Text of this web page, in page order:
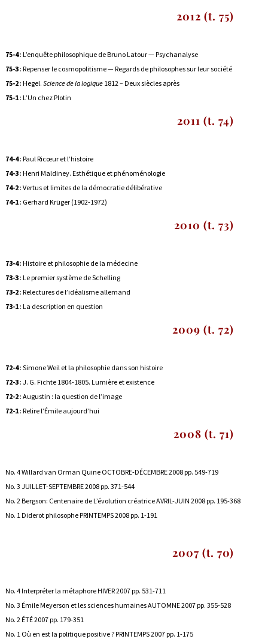
2012 (t. 75)
75-4: L’enquête philosophique de Bruno Latour — Psychanalyse
75-3: Repenser le cosmopolitisme — Regards de philosophes sur leur société
75-2: Hegel. Science de la logique 1812– Deux siècles après
75-1: L’Un chez Plotin
2011 (t. 74)
74-4: Paul Ricœur et l’histoire
74-3: Henri Maldiney. Esthétique et phénoménologie
74-2: Vertus et limites de la démocratie délibérative
74-1: Gerhard Krüger (1902-1972)
2010 (t. 73)
73-4: Histoire et philosophie de la médecine
73-3: Le premier système de Schelling
73-2: Relectures de l’idéalisme allemand
73-1: La description en question
2009 (t. 72)
72-4: Simone Weil et la philosophie dans son histoire
72-3: J. G. Fichte 1804-1805. Lumière et existence
72-2: Augustin : la question de l’image
72-1: Relire l’Émile aujourd’hui
2008 (t. 71)
No. 4 Willard van Orman Quine OCTOBRE-DÉCEMBRE 2008 pp. 549-719
No. 3 JUILLET-SEPTEMBRE 2008 pp. 371-544
No. 2 Bergson: Centenaire de L’évolution créatrice AVRIL-JUIN 2008 pp. 195-368
No. 1 Diderot philosophe PRINTEMPS 2008 pp. 1-191
2007 (t. 70)
No. 4 Interpréter la métaphore HIVER 2007 pp. 531-711
No. 3 Émile Meyerson et les sciences humaines AUTOMNE 2007 pp. 355-528
No. 2 ÉTÉ 2007 pp. 179-351
No. 1 Où en est la politique positive ? PRINTEMPS 2007 pp. 1-175